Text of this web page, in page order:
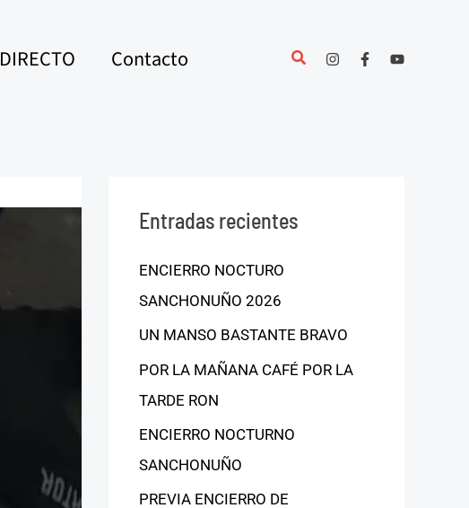
DIRECTO Contacto
Entradas recientes
ENCIERRO NOCTURO
SANCHONUÑO 2026
UN MANSO BASTANTE BRAVO
POR LA MAÑANA CAFÉ POR LA
TARDE RON
ENCIERRO NOCTURNO
SANCHONUÑO
PREVIA ENCIERRO DE